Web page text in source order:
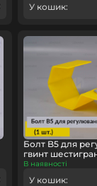
У кошик:
Болт B5 для
гвинт
В наявності
У кошик: